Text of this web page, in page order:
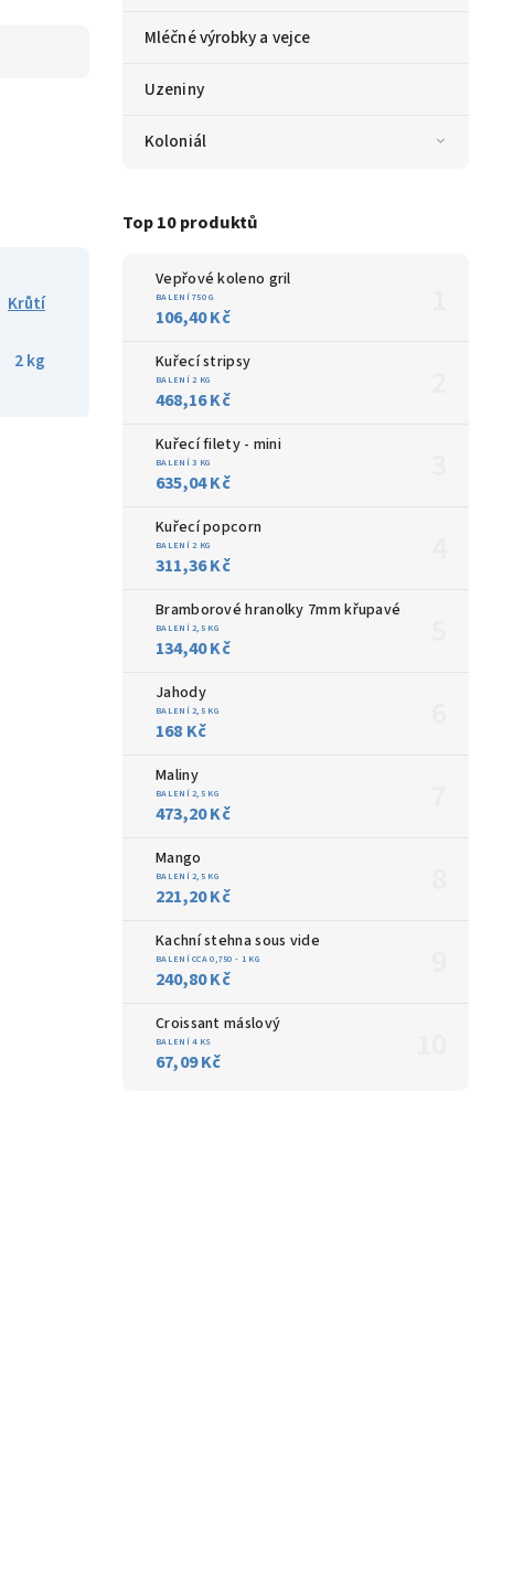
Mléčné výrobky a vejce
Uzeniny
Koloniál
Top 10 produktů
Vepřové koleno gril
BALENÍ 750 G
106,40 Kč
Kuřecí stripsy
BALENÍ 2 KG
468,16 Kč
Kuřecí filety - mini
BALENÍ 3 KG
635,04 Kč
Kuřecí popcorn
BALENÍ 2 KG
311,36 Kč
Bramborové hranolky 7mm křupavé
BALENÍ 2,5 KG
134,40 Kč
Jahody
BALENÍ 2,5 KG
168 Kč
Maliny
BALENÍ 2,5 KG
473,20 Kč
Mango
BALENÍ 2,5 KG
221,20 Kč
Kachní stehna sous vide
BALENÍ CCA 0,750 - 1 KG
240,80 Kč
Croissant máslový
BALENÍ 4 KS
67,09 Kč
Krůtí
2 kg